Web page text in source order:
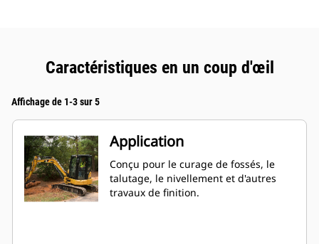
Caractéristiques en un coup d'œil
Affichage de 1-3 sur 5
Application
Conçu pour le curage de fossés, le
talutage, le nivellement et d'autres
travaux de finition.